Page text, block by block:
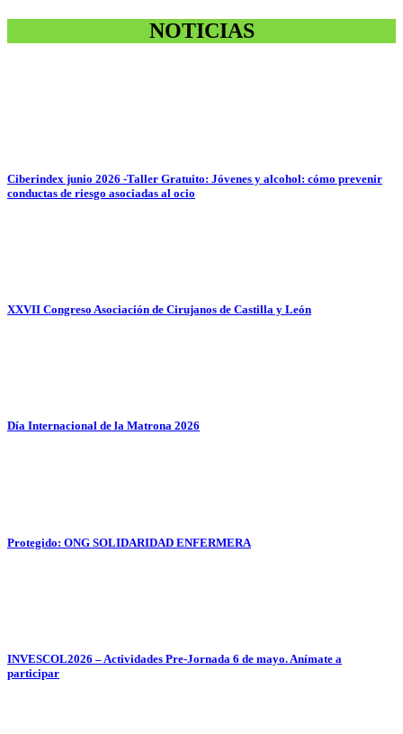
NOTICIAS
Ciberindex junio 2026 -Taller Gratuito: Jóvenes y alcohol: cómo prevenir
conductas de riesgo asociadas al ocio
XXVII Congreso Asociación de Cirujanos de Castilla y León
Día Internacional de la Matrona 2026
Protegido: ONG SOLIDARIDAD ENFERMERA
INVESCOL2026 – Actividades Pre-Jornada 6 de mayo. Anímate a
participar